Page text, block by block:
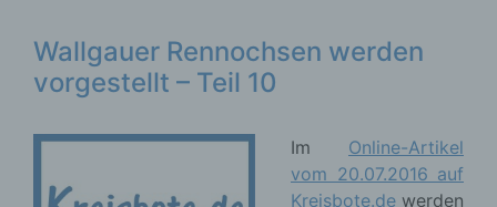
Wallgauer Rennochsen werden
vorgestellt – Teil 10
Im Online-Artikel
vom 20.07.2016 auf
Kreisbote.de werden